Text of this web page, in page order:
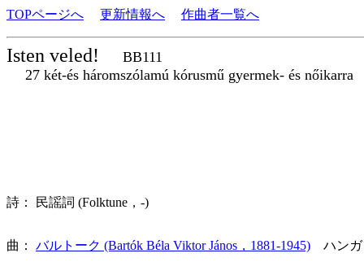
TOPページへ 更新情報へ 作曲者一覧へ
Isten veled!
BB111
27 két-és háromszólamú kórusmű gyermek- és nőikarra
詩： 民謡詞 (Folktune，-)
曲： バルトーク (Bartók Béla Viktor János，1881-1945) ハン